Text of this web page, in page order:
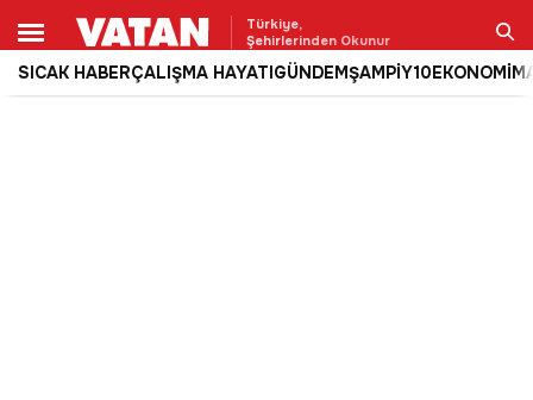
Türkiye,
Şehirlerinden Okunur
SICAK HABERÇALIŞMA HAYATIGÜNDEMŞAMPİY10EKONOMİ
Ara